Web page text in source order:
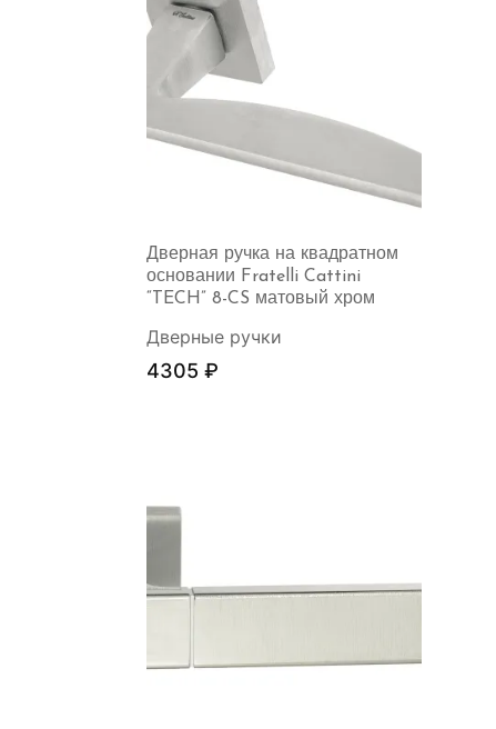
Дверная ручка на квадратном
основании Fratelli Cattini
“TECH” 8-CS матовый хром
Дверные ручки
4305 ₽